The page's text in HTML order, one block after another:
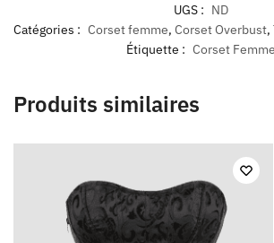
UGS : ND
Catégories : Corset femme, Corset Overbust,
Étiquette : Corset Femme
Produits similaires